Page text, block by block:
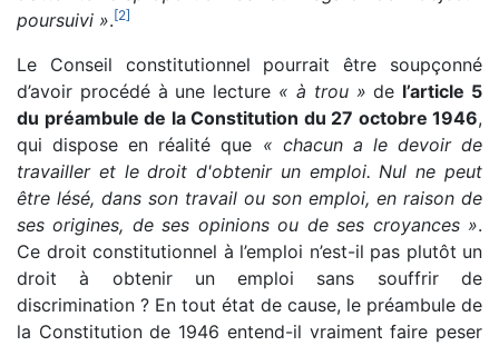
poursuivi ».[2]
Le Conseil constitutionnel pourrait être soupçonné
d’avoir procédé à une lecture « à trou » de l’article 5
du préambule de la Constitution du 27 octobre 1946,
qui dispose en réalité que « chacun a le devoir de
travailler et le droit d'obtenir un emploi. Nul ne peut
être lésé, dans son travail ou son emploi, en raison de
ses origines, de ses opinions ou de ses croyances ».
Ce droit constitutionnel à l’emploi n’est-il pas plutôt un
droit à obtenir un emploi sans souffrir de
discrimination ? En tout état de cause, le préambule de
la Constitution de 1946 entend-il vraiment faire peser